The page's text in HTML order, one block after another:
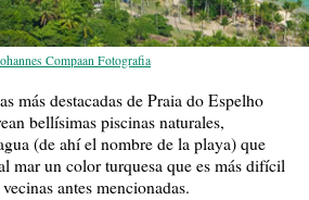
Compaan Fotografia
más destacadas de Praia do Espelho
bellísimas piscinas naturales,
(de ahí el nombre de la playa) que
mar un color turquesa que es más difícil
antes mencionadas.